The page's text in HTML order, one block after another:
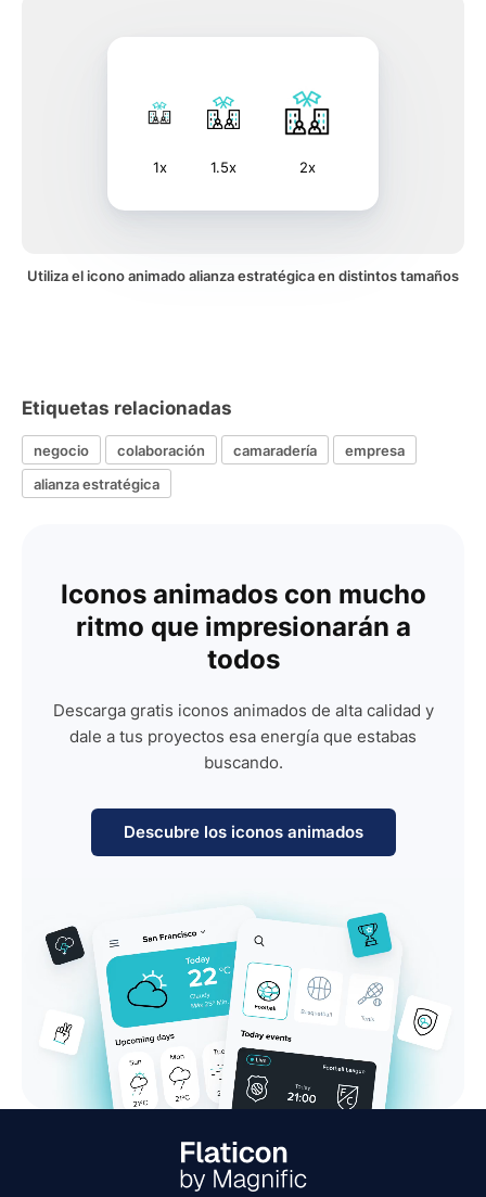
1x 1.5x 2x
Utiliza el icono animado alianza estratégica en distintos tamaños
Etiquetas relacionadas
negocio colaboración camaradería
empresa
alianza estratégica
Iconos animados con mucho
ritmo que impresionarán a
todos
Descarga gratis iconos animados de alta calidad y
dale a tus proyectos esa energía que estabas
buscando.
Descubre los iconos animados